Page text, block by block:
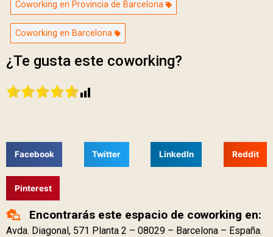
Coworking en Provincia de Barcelona
Coworking en Barcelona
¿Te gusta este coworking?
Facebook Twitter LinkedIn Reddit
Pinterest
Encontrarás este espacio de coworking en:
Avda. Diagonal, 571 Planta 2 – 08029 – Barcelona – España.